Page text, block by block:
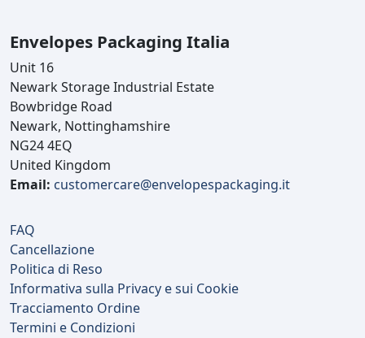
Envelopes Packaging Italia
Unit 16
Newark Storage Industrial Estate
Bowbridge Road
Newark, Nottinghamshire
NG24 4EQ
United Kingdom
Email: customercare@envelopespackaging.it
FAQ
Cancellazione
Politica di Reso
Informativa sulla Privacy e sui Cookie
Tracciamento Ordine
Termini e Condizioni